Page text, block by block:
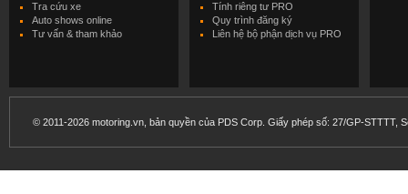
Tra cứu xe
Auto shows online
Tư vấn & tham khảo
Tính riêng tư PRO
Quy trình đăng ký
Liên hệ bộ phận dịch vụ PRO
© 2011-2026 motoring.vn, bản quyền của PDS Corp. Giấy phép số: 27/GP-STTTT,